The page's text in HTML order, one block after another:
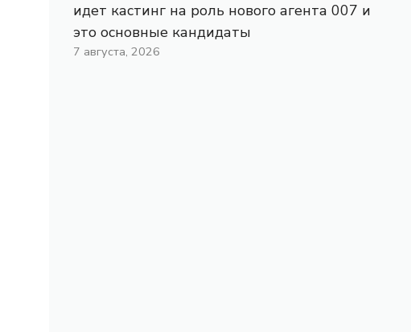
идет кастинг на роль нового агента 007 и
это основные кандидаты
7 августа, 2026